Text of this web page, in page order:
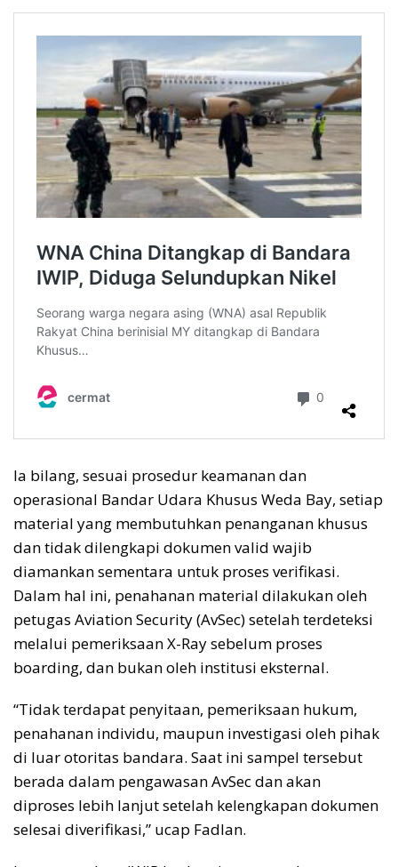
Ia bilang, sesuai prosedur keamanan dan
operasional Bandar Udara Khusus Weda Bay, setiap
material yang membutuhkan penanganan khusus
dan tidak dilengkapi dokumen valid wajib
diamankan sementara untuk proses verifikasi.
Dalam hal ini, penahanan material dilakukan oleh
petugas Aviation Security (AvSec) setelah terdeteksi
melalui pemeriksaan X-Ray sebelum proses
boarding, dan bukan oleh institusi eksternal.
“Tidak terdapat penyitaan, pemeriksaan hukum,
penahanan individu, maupun investigasi oleh pihak
di luar otoritas bandara. Saat ini sampel tersebut
berada dalam pengawasan AvSec dan akan
diproses lebih lanjut setelah kelengkapan dokumen
selesai diverifikasi,” ucap Fadlan.